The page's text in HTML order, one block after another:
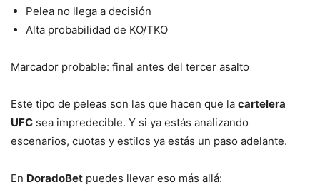
Pelea no llega a decisión
Alta probabilidad de KO/TKO
Marcador probable: final antes del tercer asalto
Este tipo de peleas son las que hacen que la cartelera
UFC sea impredecible. Y si ya estás analizando
escenarios, cuotas y estilos ya estás un paso adelante.
En DoradoBet puedes llevar eso más allá: